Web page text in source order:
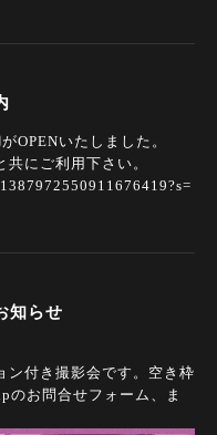
OPENいたしました。
にご利用下さい。
知らせ
ン付き撮影会です。空き枠
のお問合せフォーム、ま